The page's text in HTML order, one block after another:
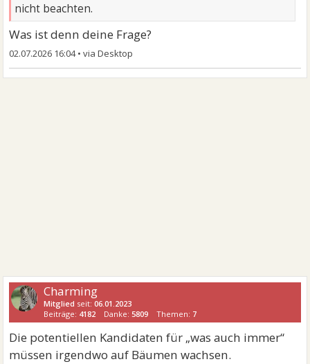
nicht beachten.
Was ist denn deine Frage?
02.07.2026 16:04•
Charming
Mitglied seit:06.01.2023
Beiträge: 4182 Danke:5809 Themen: 7
Die potentiellen Kandidaten für „was auch immer“
müssen irgendwo auf Bäumen wachsen.